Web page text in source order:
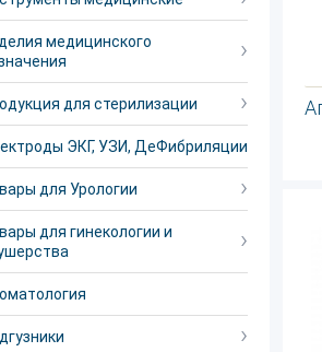
медицинского
для стерилизации
ЭКГ, УЗИ, ДеФибриляции
для Урологии
для гинекологии и